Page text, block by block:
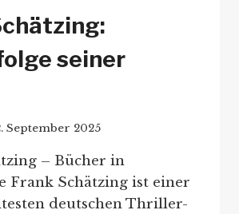
seiner
September 2025
– Bücher in
Frank Schätzing ist einer
deutschen Thriller-